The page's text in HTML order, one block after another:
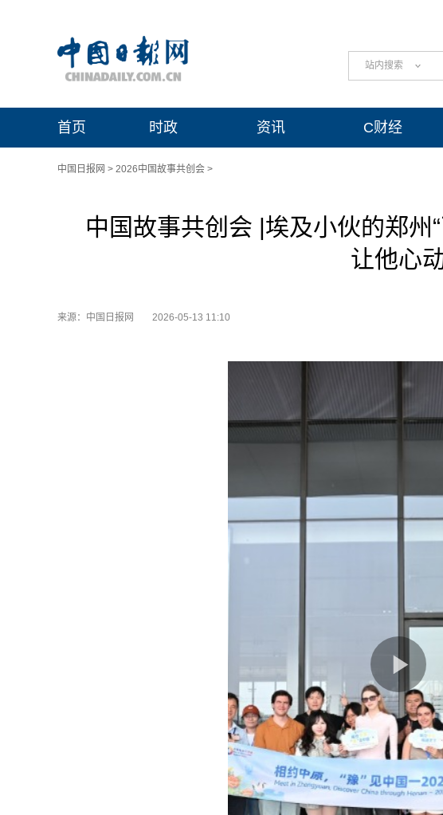
站内搜索
首页 时政 资讯 C财经
中国日报网 > 2026中国故事共创会 >
中国故事共创会 |埃及小伙的郑州
让他心
来源：中国日报网 2026-05-13 11:10